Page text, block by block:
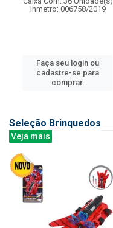
Inmetro: 006758/2019
Faça seu login ou
cadastre-se para
comprar.
Seleção Brinquedos
Veja mais